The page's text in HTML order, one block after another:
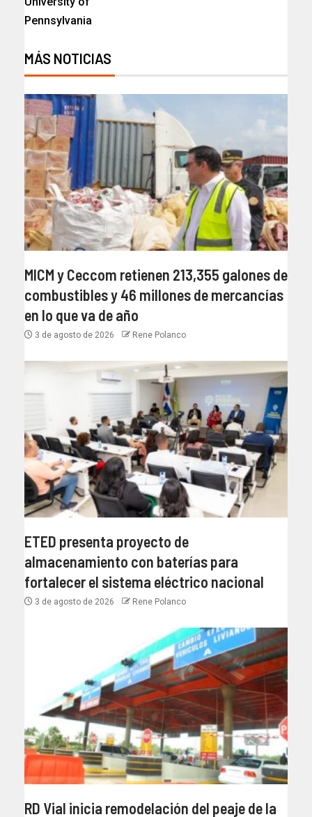
Pennsylvania
MÁS NOTICIAS
MICM y Ceccom retienen 213,355 galones de
combustibles y 46 millones de mercancías
en lo que va de año
3 de agosto de 2026 Rene Polanco
ETED presenta proyecto de
almacenamiento con baterías para
fortalecer el sistema eléctrico nacional
3 de agosto de 2026 Rene Polanco
RD Vial inicia remodelación del peaje de la